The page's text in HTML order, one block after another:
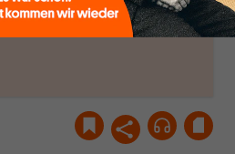
hiereinloggen !